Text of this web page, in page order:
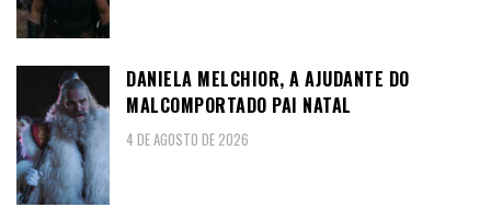
DANIELA MELCHIOR, A AJUDANTE DO
MALCOMPORTADO PAI NATAL
4 DE AGOSTO DE 2026